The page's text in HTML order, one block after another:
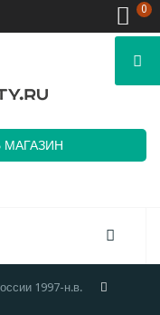
МАГАЗИН
1997-н.в.
0